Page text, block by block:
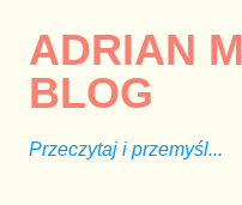
ADRIAN
BLOG
Przeczytaj i przemyśl...